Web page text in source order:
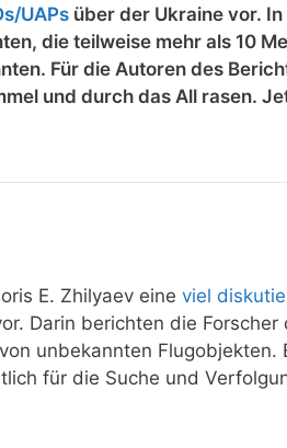
UAPs über der Ukraine vor.
die teilweise mehr als 10
Für die Autoren des
und durch das All rasen.
E. Zhilyaev eine viel
Darin berichten die Forscher
unbekannten Flugobjekten.
für die Suche und